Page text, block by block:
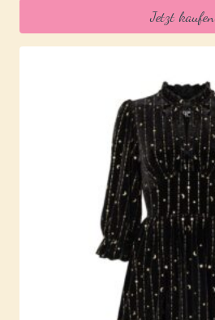
Jetzt kaufen